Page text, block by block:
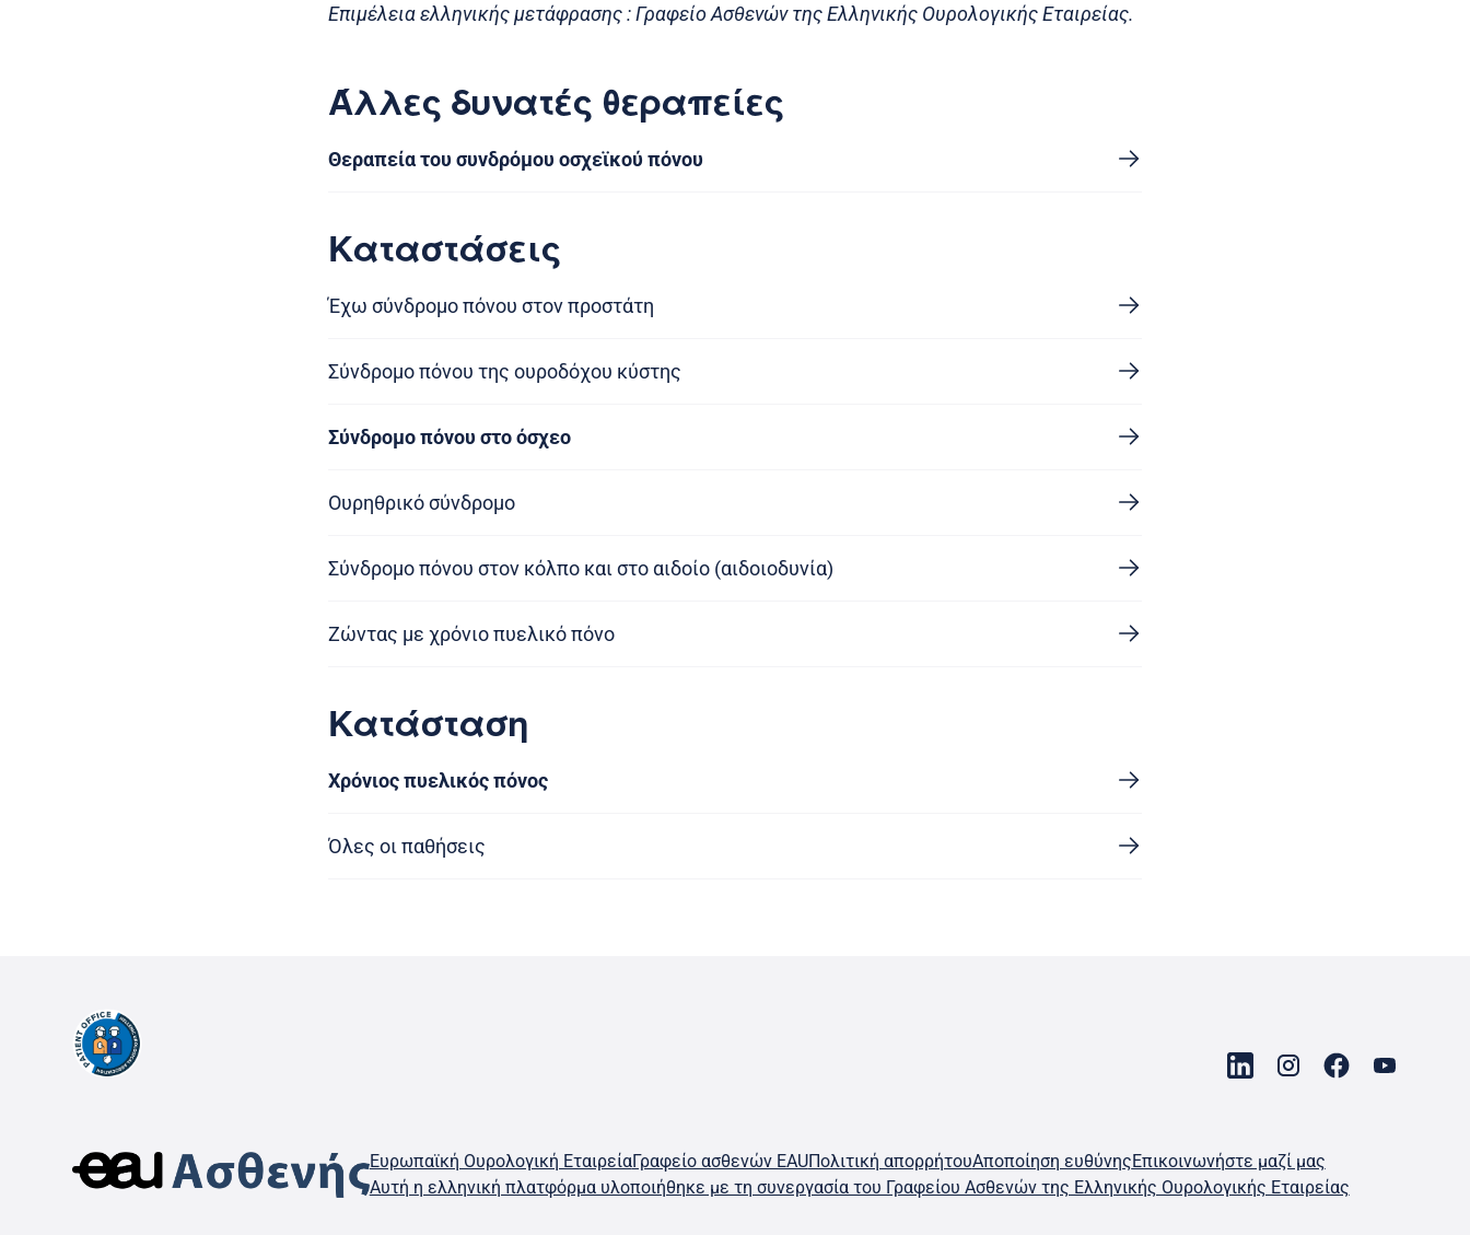
Επιμέλεια ελληνικής μετάφρασης : Γραφείο Ασθενών της Ελληνικής Ουρολογικής Εταιρείας.
Άλλες δυνατές θεραπείες
Θεραπεία του συνδρόμου οσχεϊκού πόνου
Καταστάσεις
Έχω σύνδρομο πόνου στον προστάτη
Σύνδρομο πόνου της ουροδόχου κύστης
Σύνδρομο πόνου στο όσχεο
Ουρηθρικό σύνδρομο
Σύνδρομο πόνου στον κόλπο και στο αιδοίο (αιδοιοδυνία)
Ζώντας με χρόνιο πυελικό πόνο
Κατάσταση
Χρόνιος πυελικός πόνος
Όλες οι παθήσεις
Ευρωπαϊκή Ουρολογική ΕταιρείαΓραφείο ασθενών EAUΠολιτική απορρήτουΑποποίηση ευθύνηςΕπικοινωνήστε μαζί μας
Αυτή η ελληνική πλατφόρμα υλοποιήθηκε με τη συνεργασία του Γραφείου Ασθενών της Ελληνικής Ουρολογικής Εταιρείας